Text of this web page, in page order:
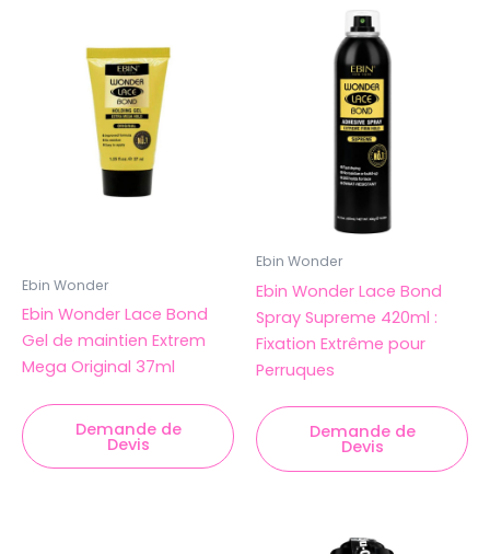
Ebin Wonder
Ebin Wonder Lace Bond
Gel de maintien Extrem
Mega Original 37ml
Demande de
Devis
Ebin Wonder
Ebin Wonder Lace Bond
Spray Supreme 420ml :
Fixation Extrême pour
Perruques
Demande de
Devis